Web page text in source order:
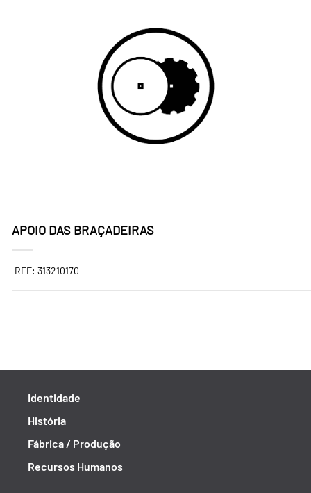
APOIO DAS BRAÇADEIRAS
REF: 313210170
Identidade
História
Fábrica / Produção
Recursos Humanos